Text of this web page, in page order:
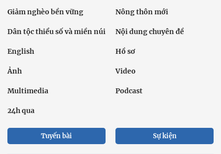
Giảm nghèo bền vững Nông thôn mới
Dân tộc thiểu số và miền núi Nội dung chuyên đề
English Hồ sơ
Ảnh Video
Multimedia Podcast
24h qua
Tuyến bài Sự kiện